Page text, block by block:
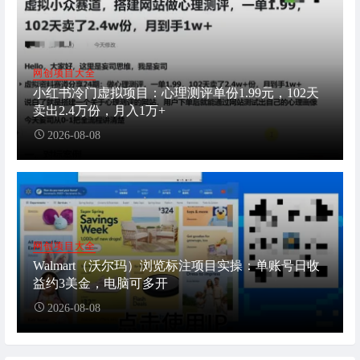
网创项目大全
小红书冷门虚拟项目：心理测评单份1.99元，102天
卖出2.4万份，月入1万+
2026-08-08
网创项目大全
Walmart（沃尔玛）浏览标注项目实操：单账号日收
益约3美金，电脑可多开
2026-08-08